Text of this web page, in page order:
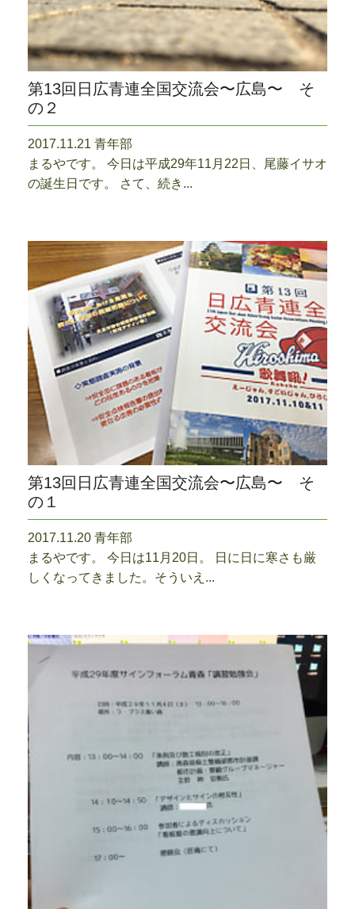
第13回日広青連全国交流会〜広島〜 そ
の２
2017.11.21 青年部
まるやです。 今日は平成29年11月22日、尾藤イサオ
の誕生日です。 さて、続き...
第13回日広青連全国交流会〜広島〜 そ
の１
2017.11.20 青年部
まるやです。 今日は11月20日。 日に日に寒さも厳
しくなってきました。そういえ...